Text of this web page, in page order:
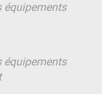
équipements
équipements